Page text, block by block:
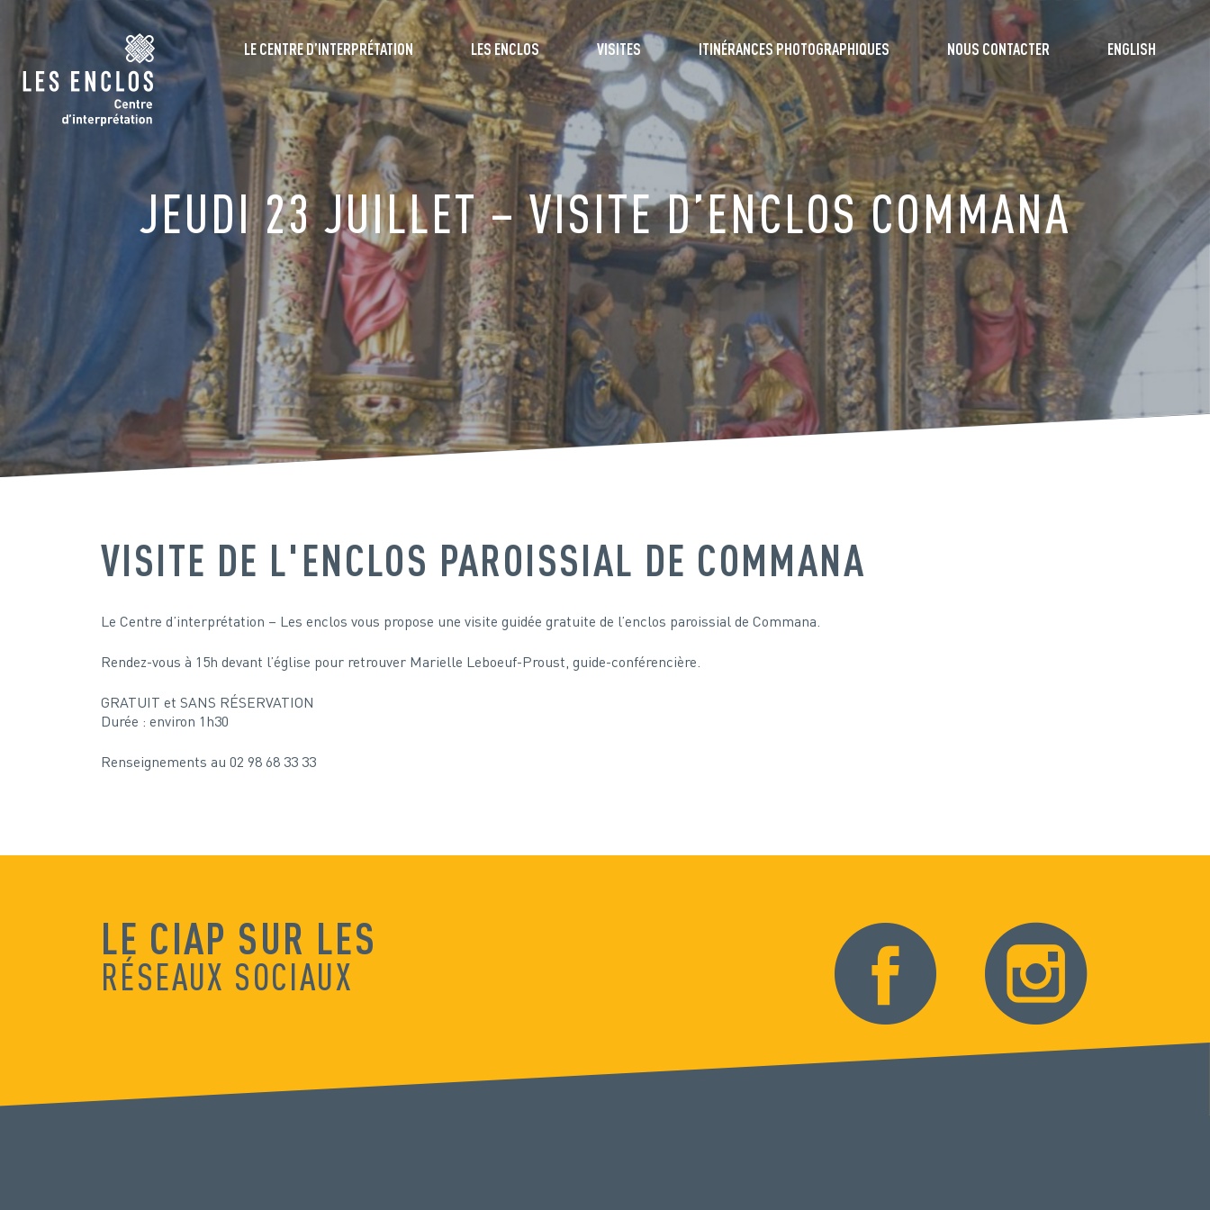
LE CENTRE D’INTERPRÉTATION LES ENCLOS VISITES ITINÉRANCES PHOTOGRAPHIQUES NOUS CONTACTER ENGLISH
JEUDI 23 JUILLET – VISITE D’ENCLOS COMMANA
VISITE DE L'ENCLOS PAROISSIAL DE COMMANA
Le Centre d’interprétation – Les enclos vous propose une visite guidée gratuite de l’enclos paroissial de Commana.
Rendez-vous à 15h devant l’église pour retrouver Marielle Leboeuf-Proust, guide-conférencière.
GRATUIT et SANS RÉSERVATION
Durée : environ 1h30
Renseignements au 02 98 68 33 33
LE CIAP SUR LES
RÉSEAUX SOCIAUX